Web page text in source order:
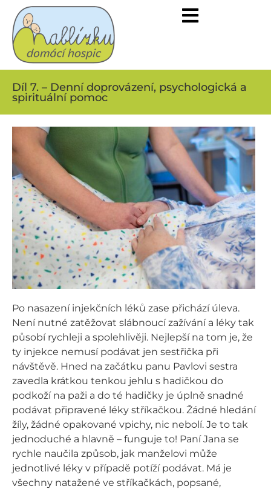
Díl 7. – Denní doprovázení, psychologická a
spirituální pomoc
Po nasazení injekčních léků zase přichází úleva.
Není nutné zatěžovat slábnoucí zažívání a léky tak
působí rychleji a spolehlivěji. Nejlepší na tom je, že
ty injekce nemusí podávat jen sestřička při
návštěvě. Hned na začátku panu Pavlovi sestra
zavedla krátkou tenkou jehlu s hadičkou do
podkoží na paži a do té hadičky je úplně snadné
podávat připravené léky stříkačkou. Žádné hledání
žíly, žádné opakované vpichy, nic nebolí. Je to tak
jednoduché a hlavně – funguje to! Paní Jana se
rychle naučila způsob, jak manželovi může
jednotlivé léky v případě potíží podávat. Má je
všechny natažené ve stříkačkách, popsané,